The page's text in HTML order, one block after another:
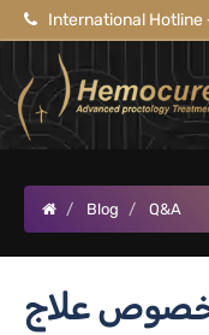
International Hotline
Blog Q&A
علاج